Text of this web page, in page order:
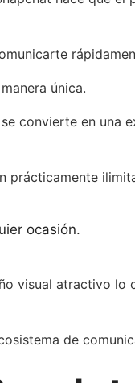
única.
convierte en una
prácticamente
ocasión.
visual atractivo lo
de